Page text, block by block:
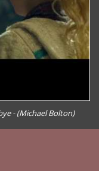
- (Michael Bolton)